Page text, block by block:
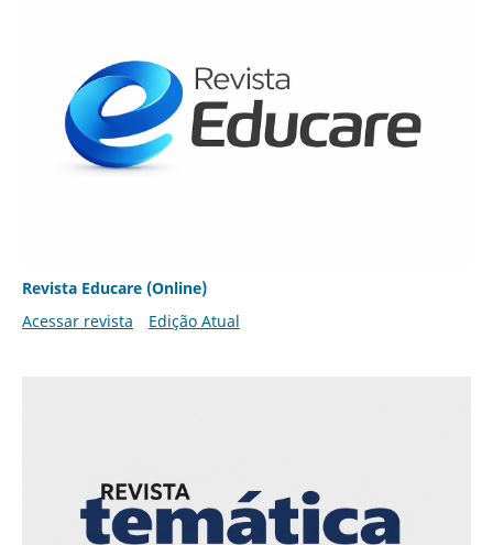
Revista Educare (Online)
Acessar revista
Edição Atual